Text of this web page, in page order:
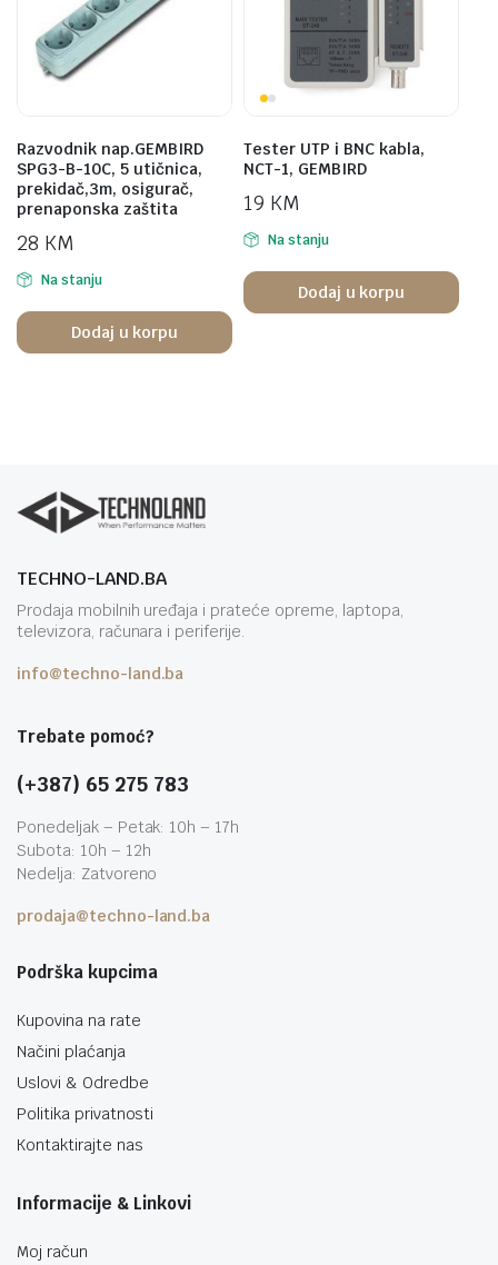
Razvodnik nap.GEMBIRD
SPG3-B-10C, 5 utičnica,
prekidač,3m, osigurač,
prenaponska zaštita
28 KM
Na stanju
Dodaj u korpu
Tester UTP i BNC kabla,
NCT-1, GEMBIRD
19 KM
Na stanju
Dodaj u korpu
TECHNO-LAND.BA
Prodaja mobilnih uređaja i prateće opreme, laptopa,
televizora, računara i periferije.
info@techno-land.ba
Trebate pomoć?
(+387) 65 275 783
Ponedeljak – Petak: 10h – 17h
Subota: 10h – 12h
Nedelja: Zatvoreno
prodaja@techno-land.ba
Podrška kupcima
Kupovina na rate
Načini plaćanja
Uslovi & Odredbe
Politika privatnosti
Kontaktirajte nas
Informacije & Linkovi
Moj račun